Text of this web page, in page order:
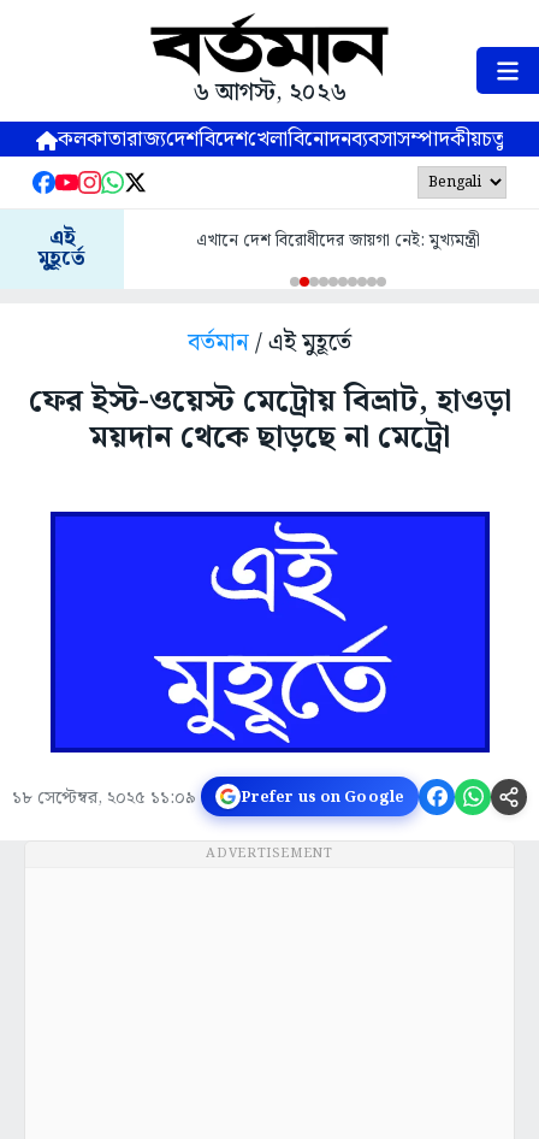
৬ আগস্ট, ২০২৬
কলকাতারাজ্যদেশবিদেশখেলাবিনোদনব্যবসাসম্পাদকীয়
এই
মুহূর্তে
এখানে দেশ বিরোধীদের জায়গা নেই: মুখ্যমন্ত্রী
বর্তমান/ এই মুহূর্তে
ফের ইস্ট-ওয়েস্ট মেট্রোয় বিভ্রাট, হাওড়া
ময়দান থেকে ছাড়ছে না মেট্রো
১৮ সেপ্টেম্বর, ২০২৫ ১১:০৯ Prefer us on Google
ADVERTISEMENT